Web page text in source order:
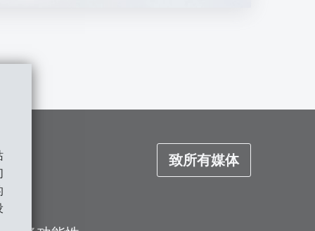
致所有媒体